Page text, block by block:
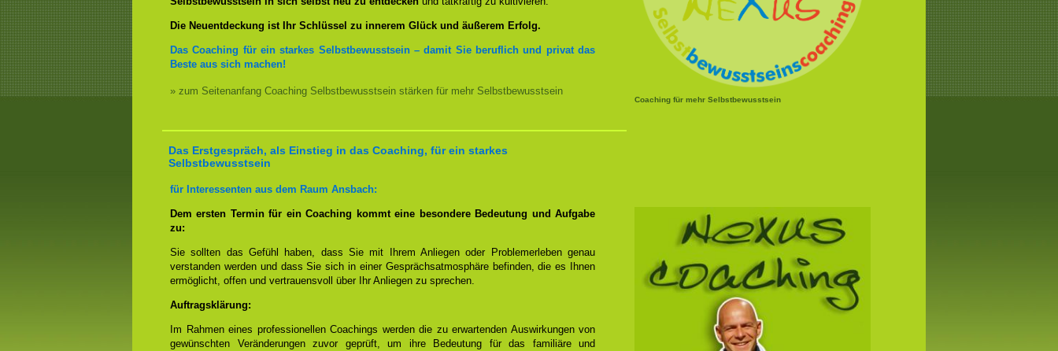
Coaching für mehr Selbstbewusstsein
Die Neuentdeckung ist Ihr Schlüssel zu innerem Glück und äußerem Erfolg.
Das Coaching für ein starkes Selbstbewusstsein – damit Sie beruflich und privat das
Beste aus sich machen!
» zum Seitenanfang Coaching Selbstbewusstsein stärken für mehr Selbstbewusstsein
Das Erstgespräch, als Einstieg in das Coaching, für ein starkes
Selbstbewusstsein
für Interessenten aus dem Raum Ansbach:
Dem ersten Termin für ein Coaching kommt eine besondere Bedeutung und Aufgabe
zu:
Sie sollten das Gefühl haben, dass Sie mit Ihrem Anliegen oder Problemerleben genau
verstanden werden und dass Sie sich in einer Gesprächsatmosphäre befinden, die es Ihnen
ermöglicht, offen und vertrauensvoll über Ihr Anliegen zu sprechen.
Auftragsklärung:
Im Rahmen eines professionellen Coachings werden die zu erwartenden Auswirkungen von
gewünschten Veränderungen zuvor geprüft, um ihre Bedeutung für das familiäre und